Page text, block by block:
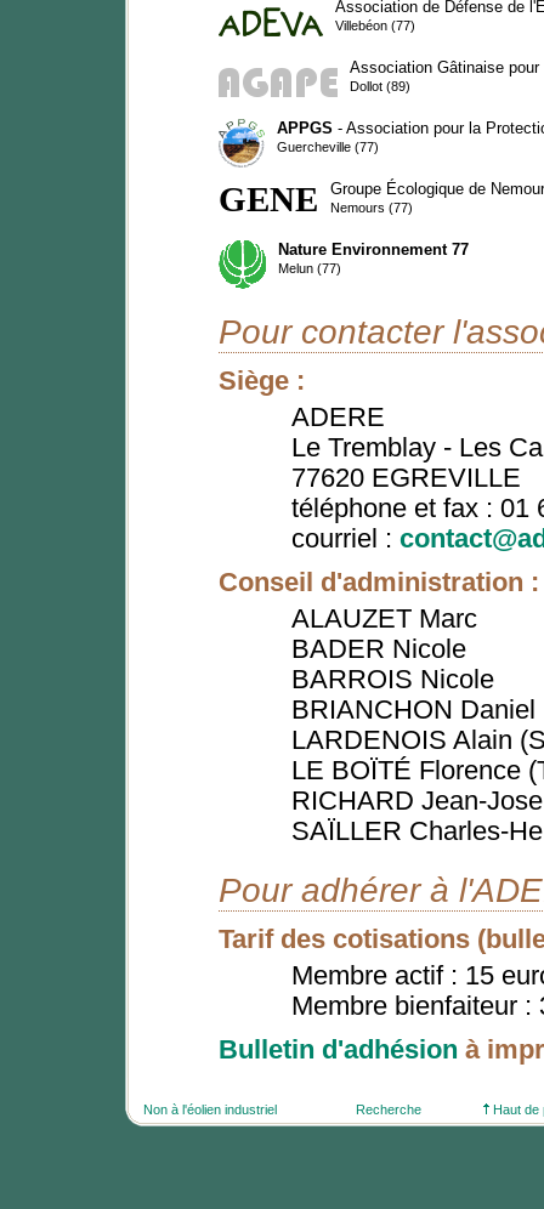
Association de Défense de
Villebéon (77)
Association Gâtinaise
Dollot (89)
APPGS - Association pour la
Guercheville (77)
GENE Groupe Écologique de
Nemours (77)
Nature Environnement 77
Melun (77)
Pour contacter
Siège :
ADERE
Le Tremblay - Les
77620 EGREVILLE
téléphone et fax : 01
courriel :
Conseil d'administration :
ALAUZET Marc
BADER Nicole
BARROIS Nicole
BRIANCHON Daniel
LARDENOIS Alain
LE BOÏTÉ Florence
RICHARD Jean-
SAÏLLER Charles-
Pour adhérer à
Tarif des cotisations
Membre actif : 15
Membre bienfaiteur :
Bulletin d'adhésion à
Non à l'éolien industriel Haut de
Recherche